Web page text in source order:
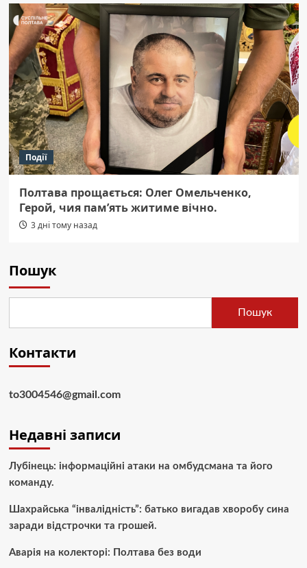
Події
Полтава прощається: Олег Омельченко,
Герой, чия пам’ять житиме вічно.
3 дні тому назад
Пошук
Пошук
Контакти
to3004546@gmail.com
Недавні записи
Лубінець: інформаційні атаки на омбудсмана та його
команду.
Шахрайська “інвалідність”: батько вигадав хворобу сина
заради відстрочки та грошей.
Аварія на колекторі: Полтава без води